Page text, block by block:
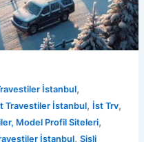
İstanbul,
Travestiler İstanbul, İst Trv,
Model Profil Siteleri,
İstanbul, Şişli